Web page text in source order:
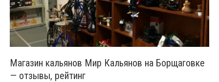
Магазин кальянов Мир Кальянов на Борщаговке
— отзывы, рейтинг